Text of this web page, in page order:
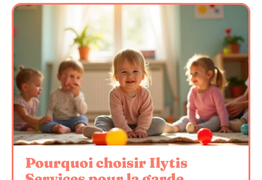
Pourquoi choisir Ilytis